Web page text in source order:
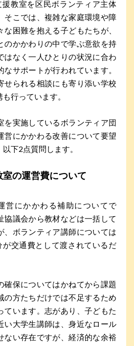
教室を区民ボランティア主体
そこでは、複雑な家庭環境や障
な困難を抱える子どもたちが、
のかかわりの中で学ぶ意欲を持
はなく一人ひとりの状況に合わ
なサポートが行われています。
せられる相談にも寄り添い学校
行っています。
を実施しているボランティア団
営にかかわる改善について要望
下2点質問します。
室の運営費について
営にかかわる補助についてで
協議会から教材などは一括して
、ボランティア講師については
が交通費として渡されているだ
確保についてはかねてから課題
の方たちだけでは不足するため
ています。志があり、子どもた
い大学生講師は、身近なロール
ない存在ですが、経済的な余裕